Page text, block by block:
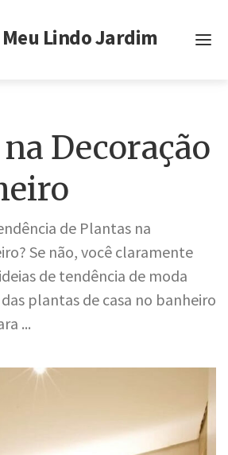
Meu Lindo Jardim
Decoração
de Plantas na
Se não, você claramente
de tendência de moda
plantas de casa no banheiro
...